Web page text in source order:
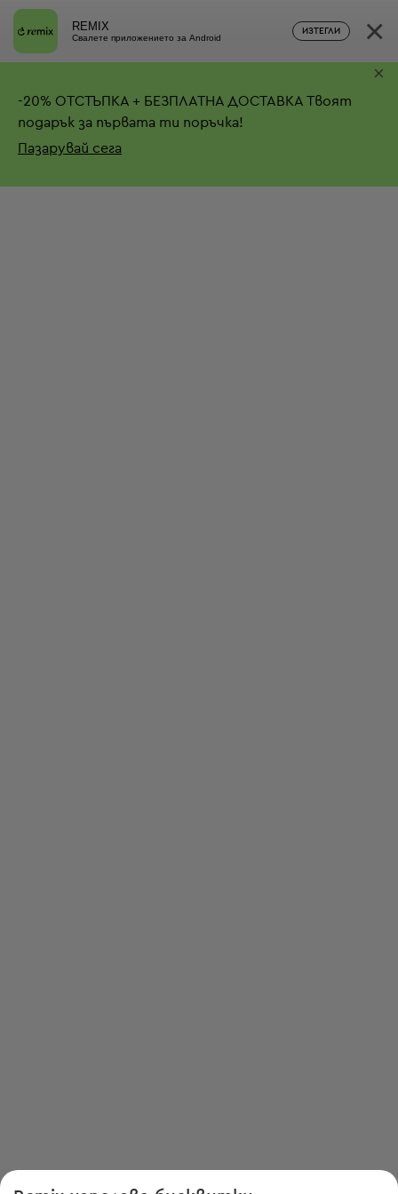
REMIX
Свалете приложението за Android
ИЗТЕГЛИ ×
-20% ОТСТЪПКА + БЕЗПЛАТНА ДОСТАВКА Твоят
подарък за първата ти поръчка!
Пазарувай сега
×